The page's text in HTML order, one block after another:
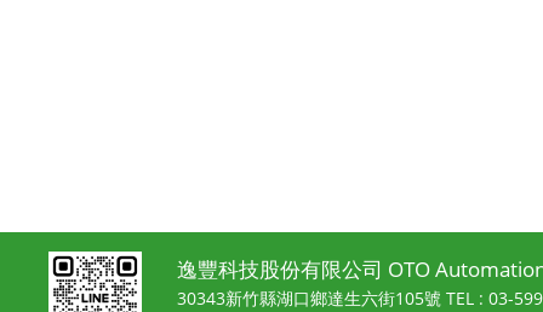
逸豐科技股份有限公司 OTO
30343新竹縣湖口鄉達生六街105號 TEL : 03-